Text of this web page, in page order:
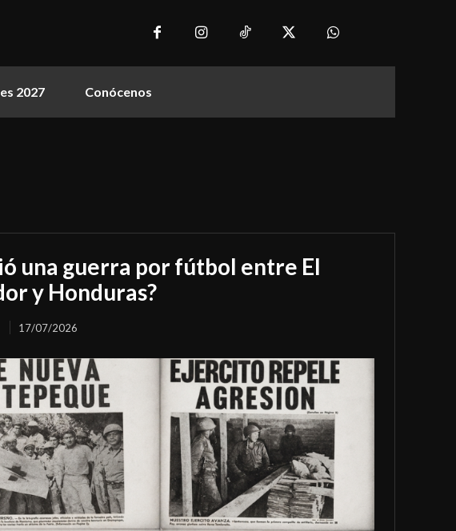
2027 Conócenos
una guerra por fútbol entre El
y Honduras?
17/07/2026